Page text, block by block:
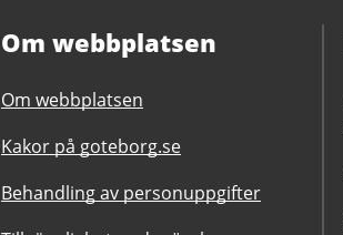
Om webbplatsen
Om webbplatsen
Kakor på goteborg.se
Behandling av personuppgifter